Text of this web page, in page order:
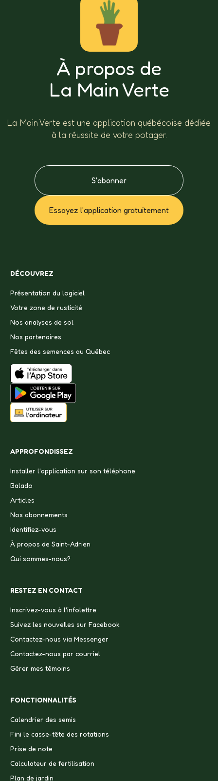
À propos de
La Main Verte
La Main Verte est une application québécoise dédiée
à la réussite de votre potager.
S'abonner
Essayez l'application gratuitement
DÉCOUVREZ
Présentation du logiciel
Votre zone de rusticité
Nos analyses de sol
Nos partenaires
Fêtes des semences au Québec
APPROFONDISSEZ
Installer l'application sur son téléphone
Balado
Articles
Nos abonnements
Identifiez-vous
À propos de Saint-Adrien
Qui sommes-nous?
RESTEZ EN CONTACT
Inscrivez-vous à l'infolettre
Suivez les nouvelles sur Facebook
Contactez-nous via Messenger
Contactez-nous par courriel
Gérer mes témoins
FONCTIONNALITÉS
Calendrier des semis
Fini le casse-tête des rotations
Prise de note
Calculateur de fertilisation
Plan de jardin